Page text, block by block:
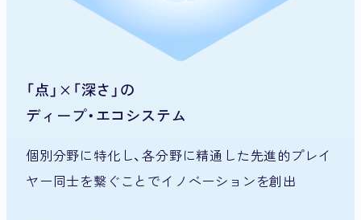
「点」×「深さ」の
ディープ・エコシステム
個別分野に特化し、各分野に精通した先進的プレイ
ヤー同士を繋ぐことでイノベーションを創出